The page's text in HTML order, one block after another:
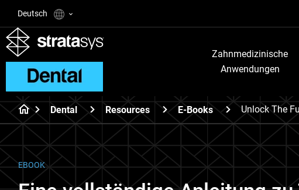
Deutsch
Zahnmedizinische
Anwendungen
Dental Resources E-Books Unlock The
EBOOK